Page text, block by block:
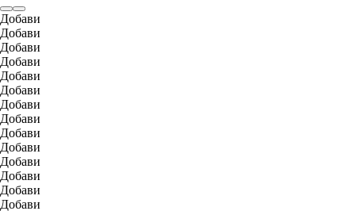
Добави
Добави
Добави
Добави
Добави
Добави
Добави
Добави
Добави
Добави
Добави
Добави
Добави
Добави